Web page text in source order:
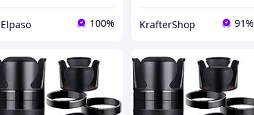
Elpaso 100% KrafterShop 91%